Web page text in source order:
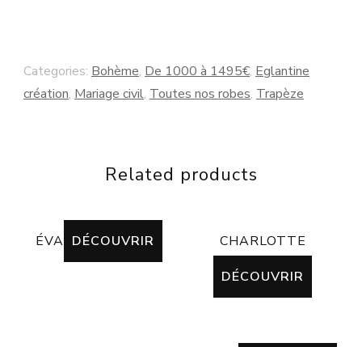
Categories: Bohème, De 1000 à 1495€, Eglantine
création, Mariage civil, Toutes nos robes, Trapèze
Related products
ÉVA DÉCOUVRIR
CHARLOTTE
DÉCOUVRIR